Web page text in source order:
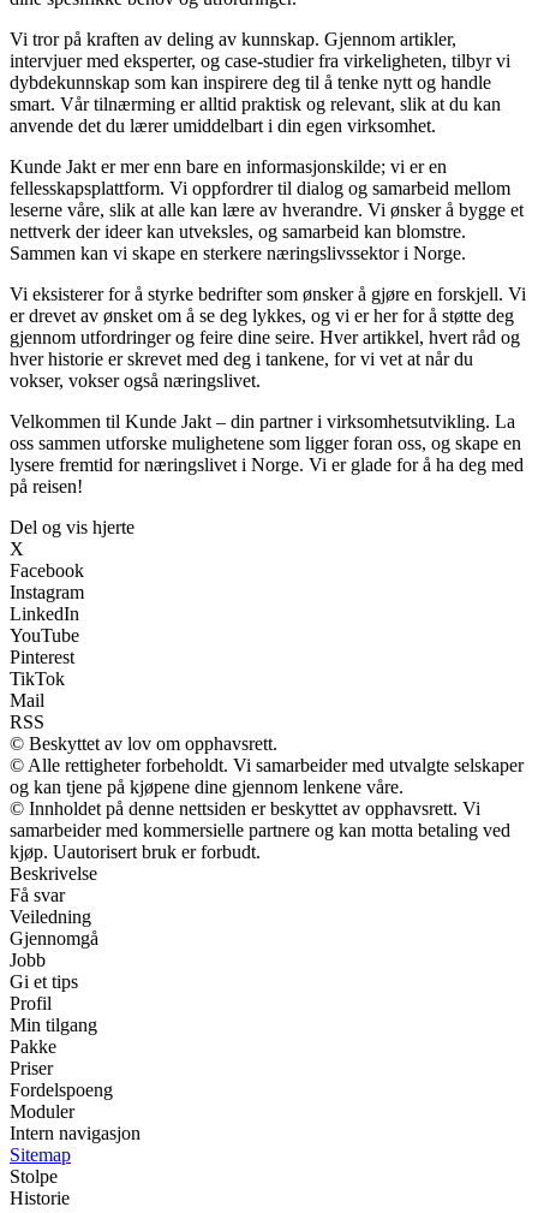
Vi tror på kraften av deling av kunnskap. Gjennom artikler,
intervjuer med eksperter, og case-studier fra virkeligheten, tilbyr vi
dybdekunnskap som kan inspirere deg til å tenke nytt og handle
smart. Vår tilnærming er alltid praktisk og relevant, slik at du kan
anvende det du lærer umiddelbart i din egen virksomhet.
Kunde Jakt er mer enn bare en informasjonskilde; vi er en
fellesskapsplattform. Vi oppfordrer til dialog og samarbeid mellom
leserne våre, slik at alle kan lære av hverandre. Vi ønsker å bygge et
nettverk der ideer kan utveksles, og samarbeid kan blomstre.
Sammen kan vi skape en sterkere næringslivssektor i Norge.
Vi eksisterer for å styrke bedrifter som ønsker å gjøre en forskjell. Vi
er drevet av ønsket om å se deg lykkes, og vi er her for å støtte deg
gjennom utfordringer og feire dine seire. Hver artikkel, hvert råd og
hver historie er skrevet med deg i tankene, for vi vet at når du
vokser, vokser også næringslivet.
Velkommen til Kunde Jakt – din partner i virksomhetsutvikling. La
oss sammen utforske mulighetene som ligger foran oss, og skape en
lysere fremtid for næringslivet i Norge. Vi er glade for å ha deg med
på reisen!
Del og vis hjerte
X
Facebook
Instagram
LinkedIn
YouTube
Pinterest
TikTok
Mail
RSS
© Beskyttet av lov om opphavsrett.
© Alle rettigheter forbeholdt. Vi samarbeider med utvalgte selskaper
og kan tjene på kjøpene dine gjennom lenkene våre.
© Innholdet på denne nettsiden er beskyttet av opphavsrett. Vi
samarbeider med kommersielle partnere og kan motta betaling ved
kjøp. Uautorisert bruk er forbudt.
Beskrivelse
Få svar
Veiledning
Gjennomgå
Jobb
Gi et tips
Profil
Min tilgang
Pakke
Priser
Fordelspoeng
Moduler
Intern navigasjon
Sitemap
Stolpe
Historie